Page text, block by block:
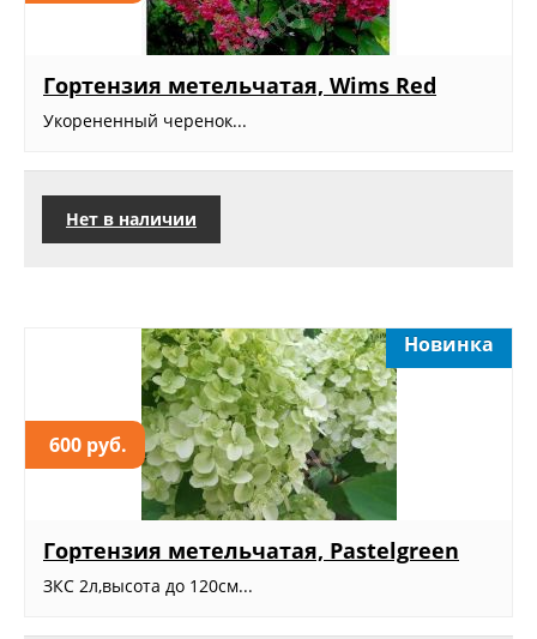
Гортензия метельчатая, Wims Red
Укорененный черенок...
Нет в наличии
600 руб.
Новинка
Гортензия метельчатая, Pastelgreen
ЗКС 2л,высота до 120см...